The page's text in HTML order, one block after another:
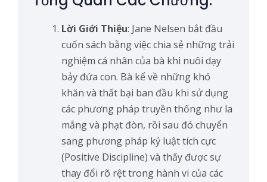
Lời Giới Thiệu: Jane Nelsen bắt đầu
cuốn sách bằng việc chia sẻ những trải
nghiệm cá nhân của bà khi nuôi dạy
bảy đứa con. Bà kể về những khó
khăn và thất bại ban đầu khi sử dụng
các phương pháp truyền thống như la
mắng và phạt đòn, rồi sau đó chuyển
sang phương pháp kỷ luật tích cực
(Positive Discipline) và thấy được sự
thay đổi rõ rệt trong hành vi của các